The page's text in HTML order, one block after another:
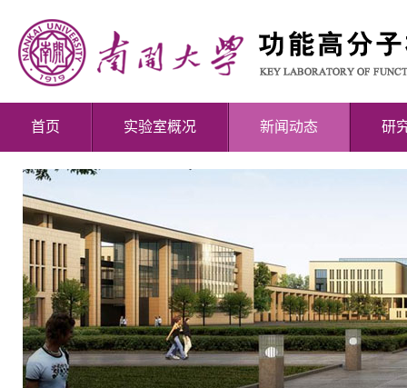
首页 实验室概况 新闻动态 研